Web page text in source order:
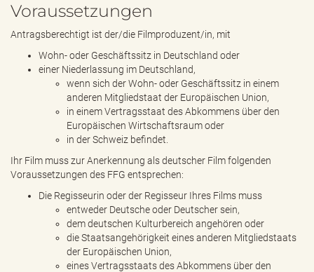
Voraussetzungen
Antragsberechtigt ist der/die Filmproduzent/in, mit
Wohn- oder Geschäftssitz in Deutschland oder
einer Niederlassung im Deutschland,
wenn sich der Wohn- oder Geschäftssitz in einem
anderen Mitgliedstaat der Europäischen Union,
in einem Vertragsstaat des Abkommens über den
Europäischen Wirtschaftsraum oder
in der Schweiz befindet.
Ihr Film muss zur Anerkennung als deutscher Film folgenden
Voraussetzungen des FFG entsprechen:
Die Regisseurin oder der Regisseur Ihres Films muss
entweder Deutsche oder Deutscher sein,
dem deutschen Kulturbereich angehören oder
die Staatsangehörigkeit eines anderen Mitgliedstaats
der Europäischen Union,
eines Vertragsstaats des Abkommens über den